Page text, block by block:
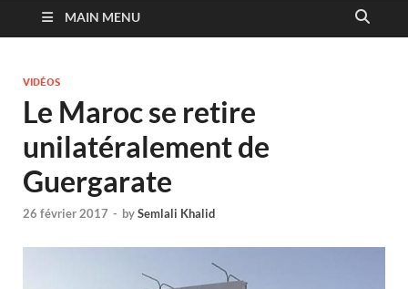
MAIN MENU
VIDÉOS
Le Maroc se retire
unilatéralement de
Guergarate
26 février 2017 - bySemlali Khalid